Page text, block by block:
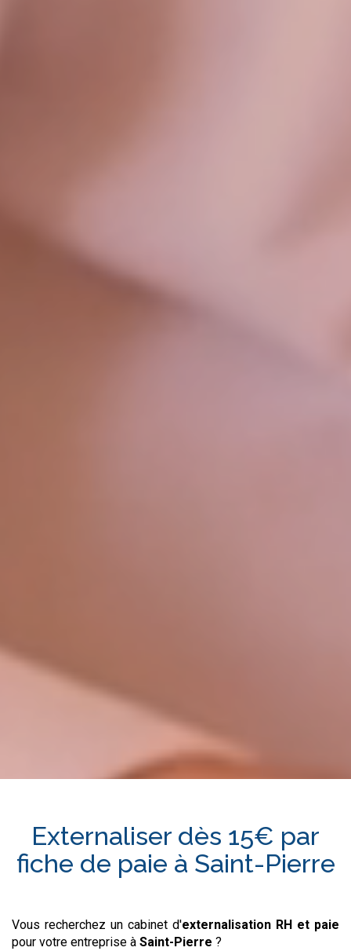
Externaliser dès 15€ par
fiche de paie à Saint-Pierre
Vous recherchez un cabinet d'externalisation RH et paie
pour votre entreprise à Saint-Pierre ?